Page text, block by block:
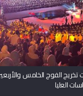
الفوج الخامس
العليا